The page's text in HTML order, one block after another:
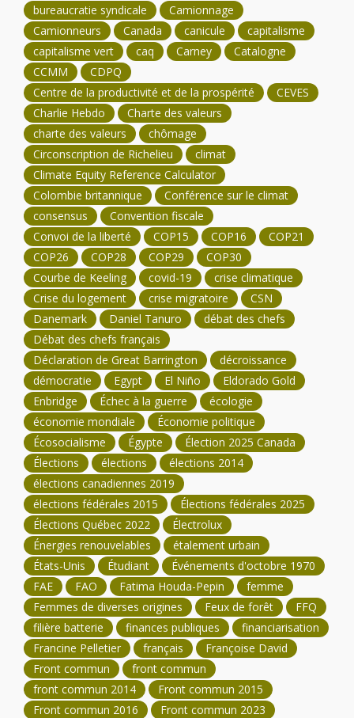
bureaucratie syndicale
Camionnage
Camionneurs
Canada canicule
capitalisme
capitalisme vert
caq Carney
Catalogne
CCMM
CDPQ
Centre de la productivité et de la prospérité
CEVES
Charlie Hebdo
Charte des valeurs
charte des valeurs
chômage
Circonscription de Richelieu
climat
Climate Equity Reference Calculator
Colombie britannique
Conférence sur le climat
consensus
Convention fiscale
Convoi de la liberté
COP15 COP16
COP21
COP26
COP28 COP29
COP30
Courbe de Keeling
covid-19
crise climatique
Crise du logement
crise migratoire
CSN
Danemark
Daniel Tanuro
débat des chefs
Débat des chefs français
Déclaration de Great Barrington
décroissance
démocratie
Egypt El Niño
Eldorado Gold
Enbridge
Échec à la guerre
écologie
économie mondiale
Économie politique
Écosocialisme
Égypte
Élection 2025 Canada
Élections
élections
élections 2014
élections canadiennes 2019
élections fédérales 2015
Élections fédérales 2025
Élections Québec 2022
Électrolux
Énergies renouvelables
étalement urbain
États-Unis
Étudiant
Événements d'octobre 1970
FAE
FAO Fatima Houda-Pepin
femme
Femmes de diverses origines
Feux de forêt
FFQ
filière batterie
finances publiques
financiarisation
Francine Pelletier
français
Françoise David
Front commun
front commun
front commun 2014
Front commun 2015
Front commun 2016
Front commun 2023